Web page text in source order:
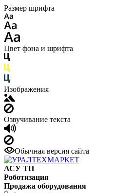
Размер шрифта
Цвет фона и шрифта
Изображения
Озвучивание текста
Обычная версия сайта
АСУ ТП
Роботизация
Продажа оборудования